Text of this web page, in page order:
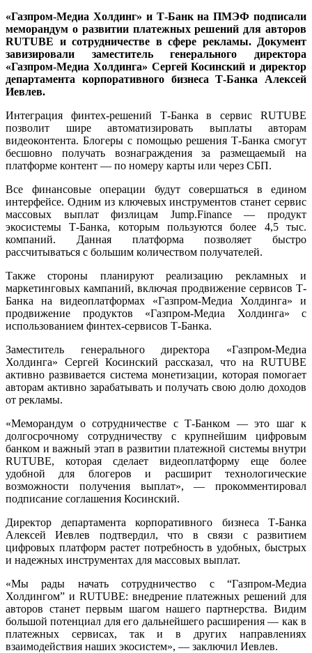
«Газпром-Медиа Холдинг» и Т-Банк на ПМЭФ подписали
меморандум о развитии платежных решений для авторов
RUTUBE и сотрудничестве в сфере рекламы. Документ
завизировали заместитель генерального директора
«Газпром-Медиа Холдинга» Сергей Косинский и директор
департамента корпоративного бизнеса Т-Банка Алексей
Иевлев.
Интеграция финтех-решений Т-Банка в сервис RUTUBE
позволит шире автоматизировать выплаты авторам
видеоконтента. Блогеры с помощью решения Т-Банка смогут
бесшовно получать вознаграждения за размещаемый на
платформе контент — по номеру карты или через СБП.
Все финансовые операции будут совершаться в едином
интерфейсе. Одним из ключевых инструментов станет сервис
массовых выплат физлицам Jump.Finance — продукт
экосистемы Т-Банка, которым пользуются более 4,5 тыс.
компаний. Данная платформа позволяет быстро
рассчитываться с большим количеством получателей.
Также стороны планируют реализацию рекламных и
маркетинговых кампаний, включая продвижение сервисов Т-
Банка на видеоплатформах «Газпром-Медиа Холдинга» и
продвижение продуктов «Газпром-Медиа Холдинга» с
использованием финтех-сервисов Т-Банка.
Заместитель генерального директора «Газпром-Медиа
Холдинга» Сергей Косинский рассказал, что на RUTUBE
активно развивается система монетизации, которая помогает
авторам активно зарабатывать и получать свою долю доходов
от рекламы.
«Меморандум о сотрудничестве с Т-Банком — это шаг к
долгосрочному сотрудничеству с крупнейшим цифровым
банком и важный этап в развитии платежной системы внутри
RUTUBE, которая сделает видеоплатформу еще более
удобной для блогеров и расширит технологические
возможности получения выплат», — прокомментировал
подписание соглашения Косинский.
Директор департамента корпоративного бизнеса Т-Банка
Алексей Иевлев подтвердил, что в связи с развитием
цифровых платформ растет потребность в удобных, быстрых
и надежных инструментах для массовых выплат.
«Мы рады начать сотрудничество с “Газпром-Медиа
Холдингом” и RUTUBE: внедрение платежных решений для
авторов станет первым шагом нашего партнерства. Видим
большой потенциал для его дальнейшего расширения — как в
платежных сервисах, так и в других направлениях
взаимодействия наших экосистем», — заключил Иевлев.